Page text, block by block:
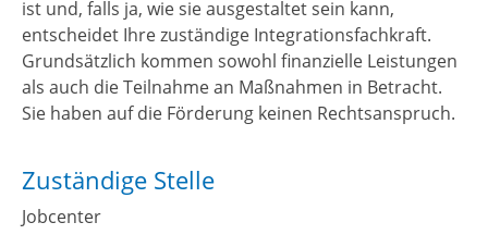
ist und, falls ja, wie sie ausgestaltet sein kann,
entscheidet Ihre zuständige Integrationsfachkraft.
Grundsätzlich kommen sowohl finanzielle Leistungen
als auch die Teilnahme an Maßnahmen in Betracht.
Sie haben auf die Förderung keinen Rechtsanspruch.
Zuständige Stelle
Jobcenter